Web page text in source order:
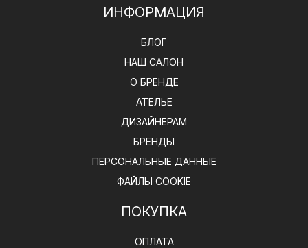
ИНФОРМАЦИЯ
БЛОГ
НАШ САЛОН
О БРЕНДЕ
АТЕЛЬЕ
ДИЗАЙНЕРАМ
БРЕНДЫ
ПЕРСОНАЛЬНЫЕ ДАННЫЕ
ФАЙЛЫ COOKIE
ПОКУПКА
ОПЛАТА